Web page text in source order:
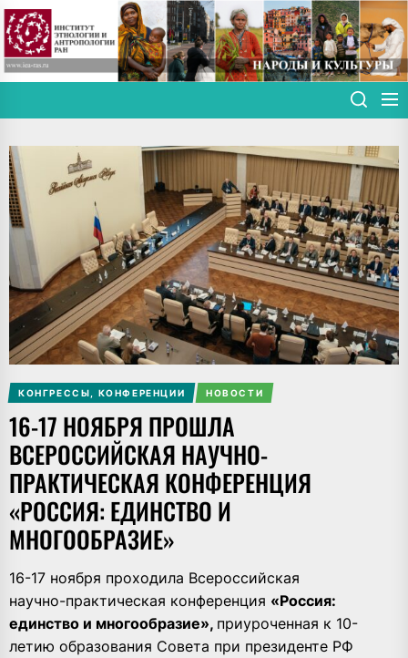
Skip
to
the
content
КОНГРЕССЫ, КОНФЕРЕНЦИИ НОВОСТИ
16-17 НОЯБРЯ ПРОШЛА
ВСЕРОССИЙСКАЯ НАУЧНО-
ПРАКТИЧЕСКАЯ КОНФЕРЕНЦИЯ
«РОССИЯ: ЕДИНСТВО И
МНОГООБРАЗИЕ»
16-17 ноября проходила Всероссийская
научно-практическая конференция «Россия:
единство и многообразие», приуроченная к 10-
летию образования Совета при президенте РФ